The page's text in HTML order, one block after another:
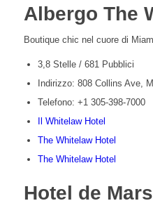
Albergo The
Boutique chic nel cuore di
3,8 Stelle / 681 Pubblici
Indirizzo: 808 Collins Ave,
Telefono: +1 305-398-7000
Il Whitelaw Hotel
The Whitelaw Hotel
The Whitelaw Hotel
Hotel de